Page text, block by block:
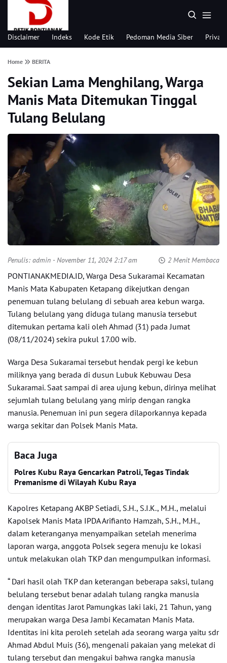
Disclaimer Indeks Kode Etik Pedoman Media Siber
Home BERITA
Sekian Lama Menghilang, Warga
Manis Mata Ditemukan Tinggal
Tulang Belulang
Penulis: admin - November 11, 2024 2:17 am 2 Menit Membaca
PONTIANAKMEDIA.ID, Warga Desa Sukaramai Kecamatan
Manis Mata Kabupaten Ketapang dikejutkan dengan
penemuan tulang belulang di sebuah area kebun warga.
Tulang belulang yang diduga tulang manusia tersebut
ditemukan pertama kali oleh Ahmad (31) pada Jumat
(08/11/2024) sekira pukul 17.00 wib.
Warga Desa Sukaramai tersebut hendak pergi ke kebun
miliknya yang berada di dusun Lubuk Kebuwau Desa
Sukaramai. Saat sampai di area ujung kebun, dirinya melihat
sejumlah tulang belulang yang mirip dengan rangka
manusia. Penemuan ini pun segera dilaporkannya kepada
warga sekitar dan Polsek Manis Mata.
Baca Juga
Polres Kubu Raya Gencarkan Patroli, Tegas Tindak
Premanisme di Wilayah Kubu Raya
Kapolres Ketapang AKBP Setiadi, S.H., S.I.K., M.H., melalui
Kapolsek Manis Mata IPDA Arifianto Hamzah, S.H., M.H.,
dalam keteranganya menyampaikan setelah menerima
laporan warga, anggota Polsek segera menuju ke lokasi
untuk melakukan olah TKP dan mengumpulkan informasi.
“ Dari hasil olah TKP dan keterangan beberapa saksi, tulang
belulang tersebut benar adalah tulang rangka manusia
dengan identitas Jarot Pamungkas laki laki, 21 Tahun, yang
merupakan warga Desa Jambi Kecamatan Manis Mata.
Identitas ini kita peroleh setelah ada seorang warga yaitu sdr
Ahmad Abdul Muis (36), mengenali pakaian yang melekat di
tulang tersebut dan mengakui bahwa rangka manusia